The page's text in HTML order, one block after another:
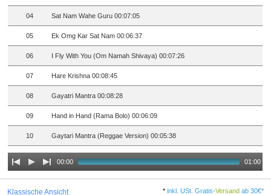
04 Sat Nam Wahe Guru 00:07:05
05 Ek Omg Kar Sat Nam 00:06:37
06 I Fly With You (Om Namah Shivaya) 00:07:26
07 Hare Krishna 00:08:45
08 Gayatri Mantra 00:08:28
09 Hand in Hand (Rama Bolo) 00:06:09
10 Gaytari Mantra (Reggae Version) 00:05:38
00:00 01:00
Klassische Ansicht *inkl. USt. Gratis-Versand ab 30€*